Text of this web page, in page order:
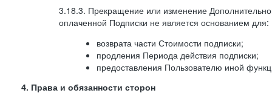
3.18.3. Прекращение или изменение
оплаченной Подписки не является основанием для:
возврата части Стоимости подписки;
продления Периода действия подписки;
предоставления Пользователю иной
4. Права и обязанности сторон